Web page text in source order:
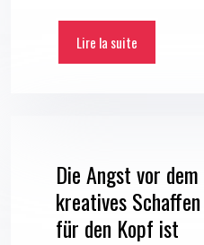
Lire la suite
Die Angst vor
kreatives
für den Kopf ist